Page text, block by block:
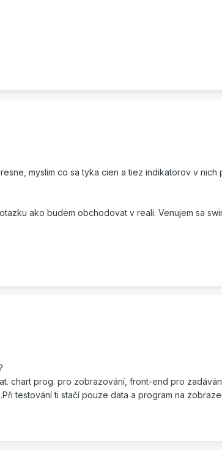
myslim co sa tyka cien a tiez indikatorov v
ako budem obchodovat v reali. Venujem sa
chart prog. pro zobrazování, front-end pro
testování ti stačí pouze data a program na